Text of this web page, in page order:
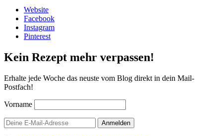
Website
Facebook
Instagram
Pinterest
Kein Rezept mehr verpassen!
Erhalte jede Woche das neuste vom Blog direkt in dein Mail-
Postfach!
Vorname